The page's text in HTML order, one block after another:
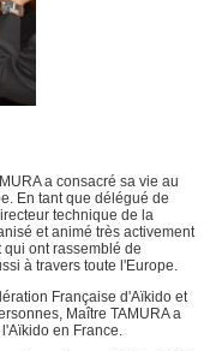
a consacré sa vie au
En tant que délégué de
technique de la
et animé très activement
ont rassemblé de
à travers toute l'Europe.
Française d'Aïkido et
Maître TAMURA a
en France.